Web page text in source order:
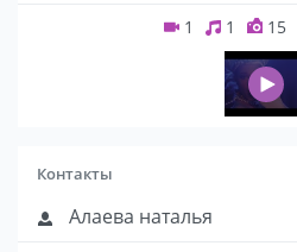
1 1 15
Контакты
Алаева наталья